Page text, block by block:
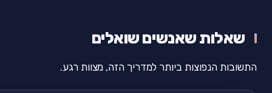
שאלות שאנשים שואלים
התשובות הנפוצות ביותר למדריך הזה, מצוות רגע.